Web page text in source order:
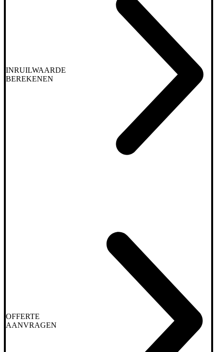
INRUILWAARDE
BEREKENEN
OFFERTE
AANVRAGEN